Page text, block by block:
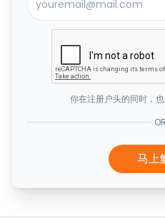
你在注册户头的同时，
OR
马上